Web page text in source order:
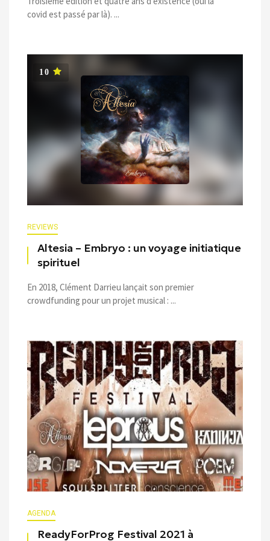
covid est passé par là). ...
10
REVIEWS
Altesia – Embryo : un voyage initiatique
spirituel
En 2018, Clément Darrieu lançait son premier
crowdfunding pour un projet musical : ...
AGENDA
ReadyForProg Festival 2021 à